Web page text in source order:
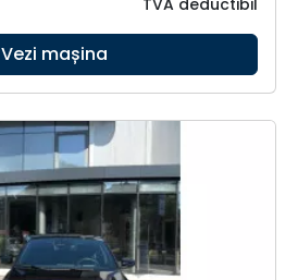
Vezi mașina